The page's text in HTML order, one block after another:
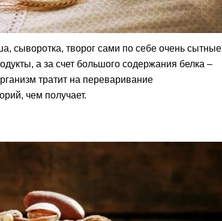
сыворотка, творог сами по себе очень сытные
а за счет большого содержания белка –
тратит на переваривание
чем получает.